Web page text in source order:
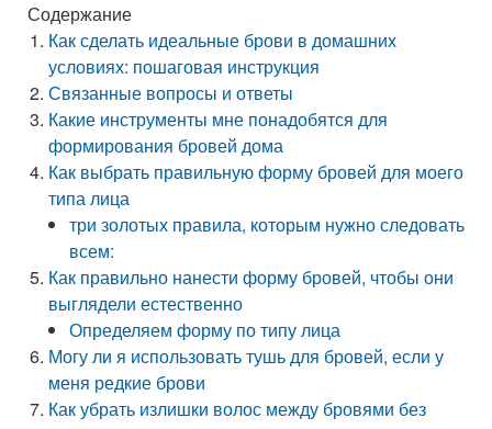
Содержание
Как сделать идеальные брови в домашних
условиях: пошаговая инструкция
Связанные вопросы и ответы
Какие инструменты мне понадобятся для
формирования бровей дома
Как выбрать правильную форму бровей для моего
типа лица
три золотых правила, которым нужно следовать
всем:
Как правильно нанести форму бровей, чтобы они
выглядели естественно
Определяем форму по типу лица
Могу ли я использовать тушь для бровей, если у
меня редкие брови
Как убрать излишки волос между бровями без